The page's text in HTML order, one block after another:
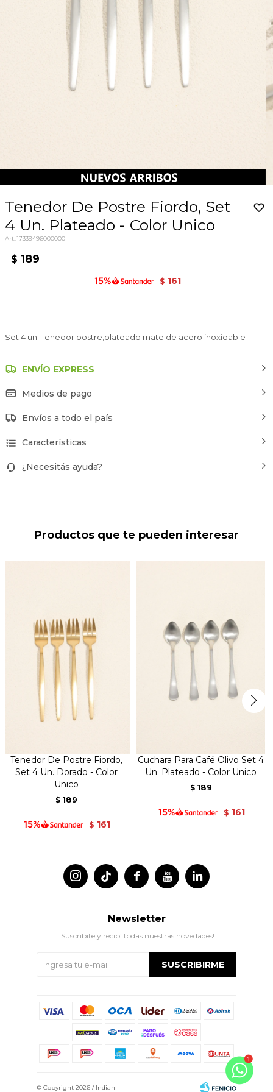
Tenedor De Postre Fiordo, Set
4 Un. Plateado - Color Unico
17339496000000
$ 189
$ 161
Set 4 un. Tenedor postre,plateado mate de acero inoxidable
ENVÍO EXPRESS
Medios de pago
Envíos a todo el país
Características
¿Necesitás ayuda?
Productos que te pueden interesar
Tenedor De Postre Fiordo,
Set 4 Un. Dorado - Color
Unico
$ 189
$ 161
Cuchara Para Café Olivo Set 4
Un. Plateado - Color Unico
$ 189
$ 161
 
 
Newsletter
¡Suscribite y recibí todas nuestras novedades!
SUSCRIBIRME
© Copyright 2026 / Indian